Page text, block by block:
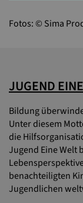
Fotos: © Sima
JUGEND
Bildung
Unter diesem
die
Jugend Eine Welt
benachteiligten
Jugendlichen